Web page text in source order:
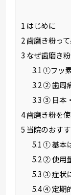
1 はじめに
2歯磨き粉っ
3 なぜ歯磨き
3.1①フッ
3.2② 歯周
3.3③ 日本
4歯磨き粉を
5 当院のおす
5.1① 基本
5.2② 使用
5.3③ 症状
5.4④ 定期